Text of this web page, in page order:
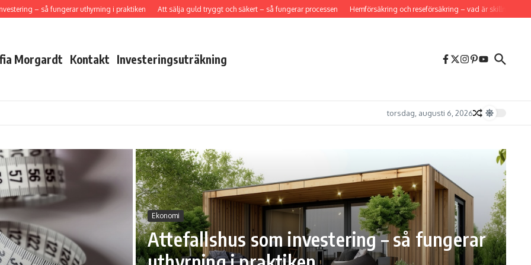
– så fungerar uthyrning i praktiken Att sälja guld tryggt och säkert – så fungerar processen Hemförsäkring och reseförsäkring – vad är skillnaden och
Morgardt Kontakt Investeringsuträkning
torsdag, augusti 6, 2026
Ekonomi
Attefallshus som investering – så fungerar